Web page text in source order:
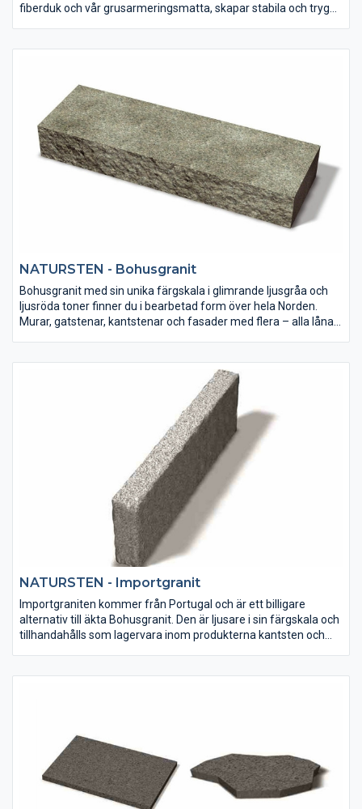
fiberduk och vår grusarmeringsmatta, skapar stabila och trygga
NATURSTEN - Bohusgranit
Bohusgranit med sin unika färgskala i glimrande ljusgråa och
ljusröda toner finner du i bearbetad form över hela Norden.
Murar, gatstenar, kantstenar och fasader med flera – alla lånar
NATURSTEN - Importgranit
Importgraniten kommer från Portugal och är ett billigare
alternativ till äkta Bohusgranit. Den är ljusare i sin färgskala och
tillhandahålls som lagervara inom produkterna kantsten och